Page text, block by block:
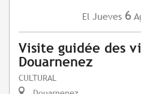
El Jueves 6
Visite guidée des
Douarnenez
CULTURAL